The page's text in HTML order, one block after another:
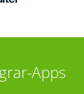
Apps